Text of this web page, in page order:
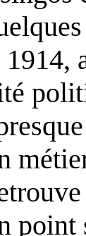
point